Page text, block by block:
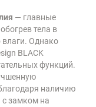
— главные
тела в
влаги. Однако
BLACK
функций.
наличию
с замком на